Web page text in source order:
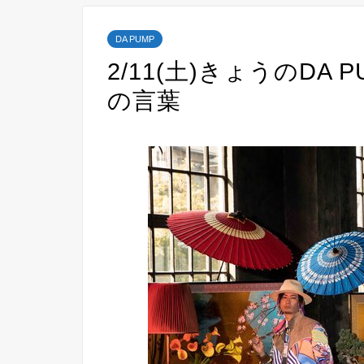
DA PUMP
2/11(土)きょうのDA
の言葉